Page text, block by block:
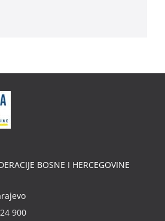
BOSNE I HERCEGOVINE
900